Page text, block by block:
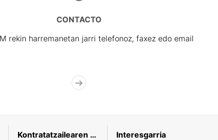
CONTACTO
rekin harremanetan jarri telefonoz, faxez edo email
Kontratatzailearen profila Interesgarria